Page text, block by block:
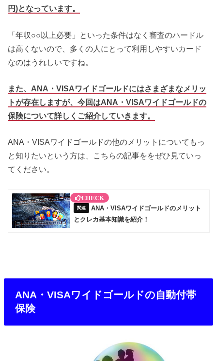
円)となっています。
「年収○○以上必要」といった条件はなく審査のハードル
は高くないので、多くの人にとって利用しやすいカード
なのはうれしいですね。
また、ANA・VISAワイドゴールドにはさまざまなメリッ
トが存在しますが、今回はANA・VISAワイドゴールドの
保険について詳しくご紹介していきます。
ANA・VISAワイドゴールドの他のメリットについてもっ
と知りたいという方は、こちらの記事ををぜひ見ていっ
てください。
ANA・VISAワイドゴールドのメリット
とクレカ基本知識を紹介！
ANA・VISAワイドゴールドの自動付帯
保険